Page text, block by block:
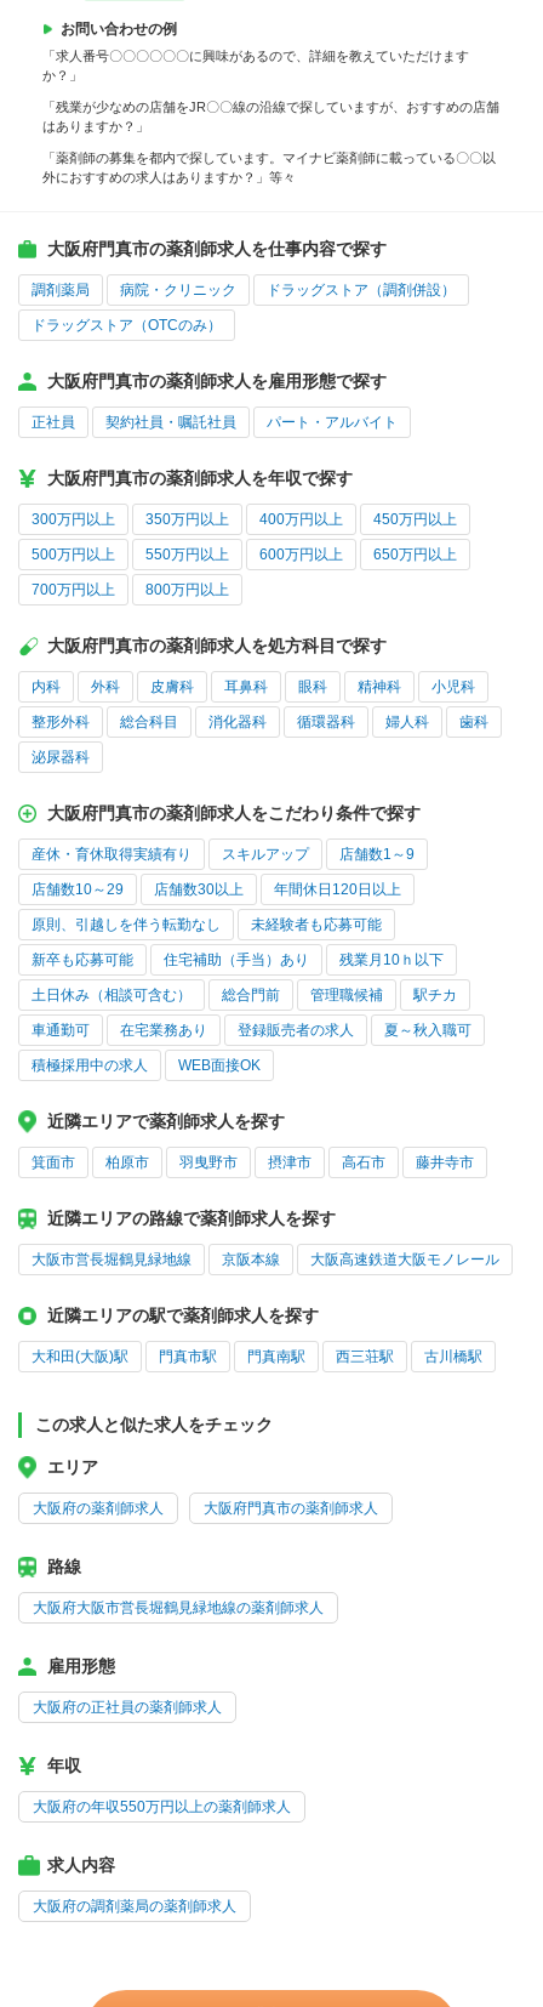
お問い合わせの例
「求人番号〇〇〇〇〇〇に興味があるので、詳細を教えていただけます
か？」
「残業が少なめの店舗をJR〇〇線の沿線で探していますが、おすすめの店舗
はありますか？」
「薬剤師の募集を都内で探しています。マイナビ薬剤師に載っている〇〇以
外におすすめの求人はありますか？」等々
大阪府門真市の薬剤師求人を仕事内容で探す
調剤薬局 病院・クリニック ドラッグストア（調剤併設）
ドラッグストア（OTCのみ）
大阪府門真市の薬剤師求人を雇用形態で探す
正社員 契約社員・嘱託社員 パート・アルバイト
大阪府門真市の薬剤師求人を年収で探す
300万円以上 350万円以上 400万円以上 450万円以上
500万円以上 550万円以上 600万円以上 650万円以上
700万円以上 800万円以上
大阪府門真市の薬剤師求人を処方科目で探す
内科 外科 皮膚科 耳鼻科 眼科 精神科 小児科
整形外科 総合科目 消化器科 循環器科 婦人科 歯科
泌尿器科
大阪府門真市の薬剤師求人をこだわり条件で探す
産休・育休取得実績有り スキルアップ 店舗数1～9
店舗数10～29 店舗数30以上 年間休日120日以上
原則、引越しを伴う転勤なし 未経験者も応募可能
新卒も応募可能 住宅補助（手当）あり 残業月10ｈ以下
土日休み（相談可含む） 総合門前 管理職候補 駅チカ
車通勤可 在宅業務あり 登録販売者の求人 夏～秋入職可
積極採用中の求人 WEB面接OK
近隣エリアで薬剤師求人を探す
箕面市 柏原市 羽曳野市 摂津市 高石市 藤井寺市
近隣エリアの路線で薬剤師求人を探す
大阪市営長堀鶴見緑地線 京阪本線 大阪高速鉄道大阪モノレール
近隣エリアの駅で薬剤師求人を探す
大和田(大阪)駅 門真市駅 門真南駅 西三荘駅 古川橋駅
この求人と似た求人をチェック
エリア
大阪府の薬剤師求人 大阪府門真市の薬剤師求人
路線
大阪府大阪市営長堀鶴見緑地線の薬剤師求人
雇用形態
大阪府の正社員の薬剤師求人
年収
大阪府の年収550万円以上の薬剤師求人
求人内容
大阪府の調剤薬局の薬剤師求人